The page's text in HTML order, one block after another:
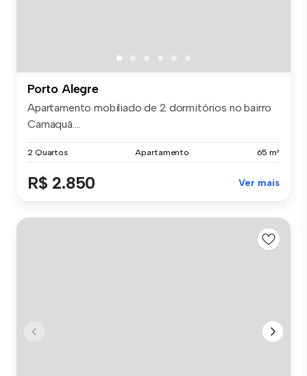
Porto Alegre
Apartamento mobiliado de 2 dormitórios no bairro
Camaquã....
2 Quartos Apartamento 65 m²
R$ 2.850 Ver mais